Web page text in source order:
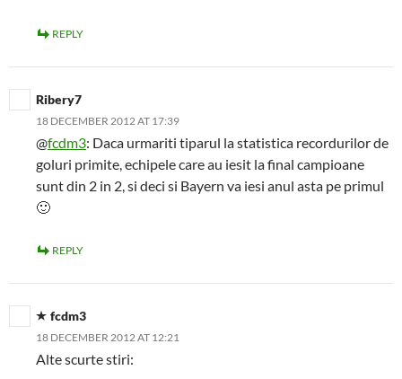
REPLY
Ribery7
18 DECEMBER 2012 AT 17:39
@fcdm3: Daca urmariti tiparul la statistica recordurilor de
goluri primite, echipele care au iesit la final campioane
sunt din 2 in 2, si deci si Bayern va iesi anul asta pe primul
🙂
REPLY
fcdm3
18 DECEMBER 2012 AT 12:21
Alte scurte stiri: